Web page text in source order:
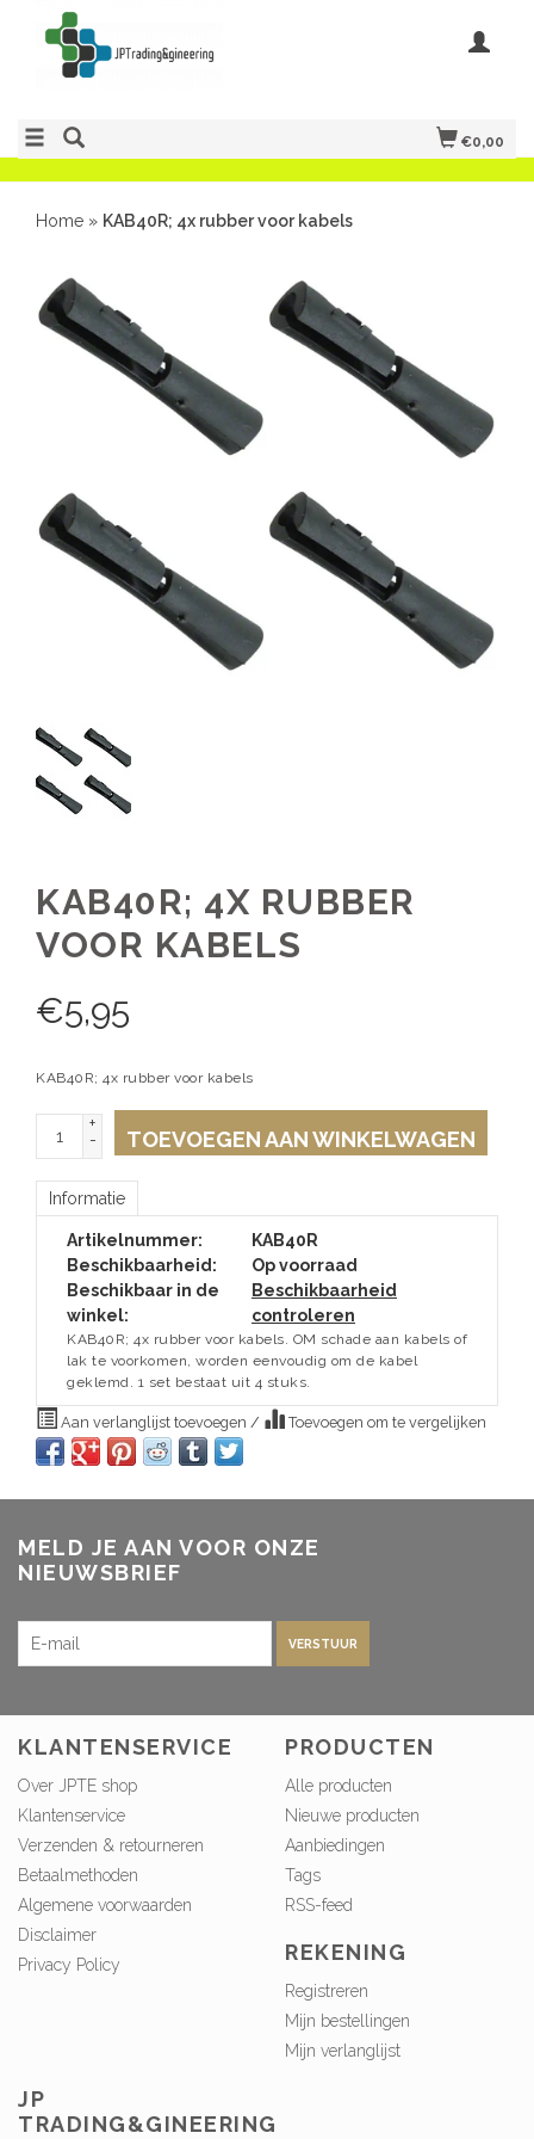
€0,00
Home » KAB40R; 4x rubber voor kabels
KAB40R; 4X RUBBER
VOOR KABELS
€5,95
KAB40R; 4x rubber voor kabels
+
-
TOEVOEGEN AAN WINKELWAGEN
Informatie
Artikelnummer:
KAB40R
Beschikbaarheid:
Op voorraad
Beschikbaar in de
winkel:
Beschikbaarheid
controleren
KAB40R; 4x rubber voor kabels. OM schade aan kabels of
lak te voorkomen, worden eenvoudig om de kabel
geklemd. 1 set bestaat uit 4 stuks.
Aan verlanglijst toevoegen / Toevoegen om te vergelijken
MELD JE AAN VOOR ONZE
NIEUWSBRIEF
VERSTUUR
KLANTENSERVICE
Over JPTE shop
Klantenservice
Verzenden & retourneren
Betaalmethoden
Algemene voorwaarden
Disclaimer
Privacy Policy
PRODUCTEN
Alle producten
Nieuwe producten
Aanbiedingen
Tags
RSS-feed
REKENING
Registreren
Mijn bestellingen
Mijn verlanglijst
JP
TRADING&GINEERING